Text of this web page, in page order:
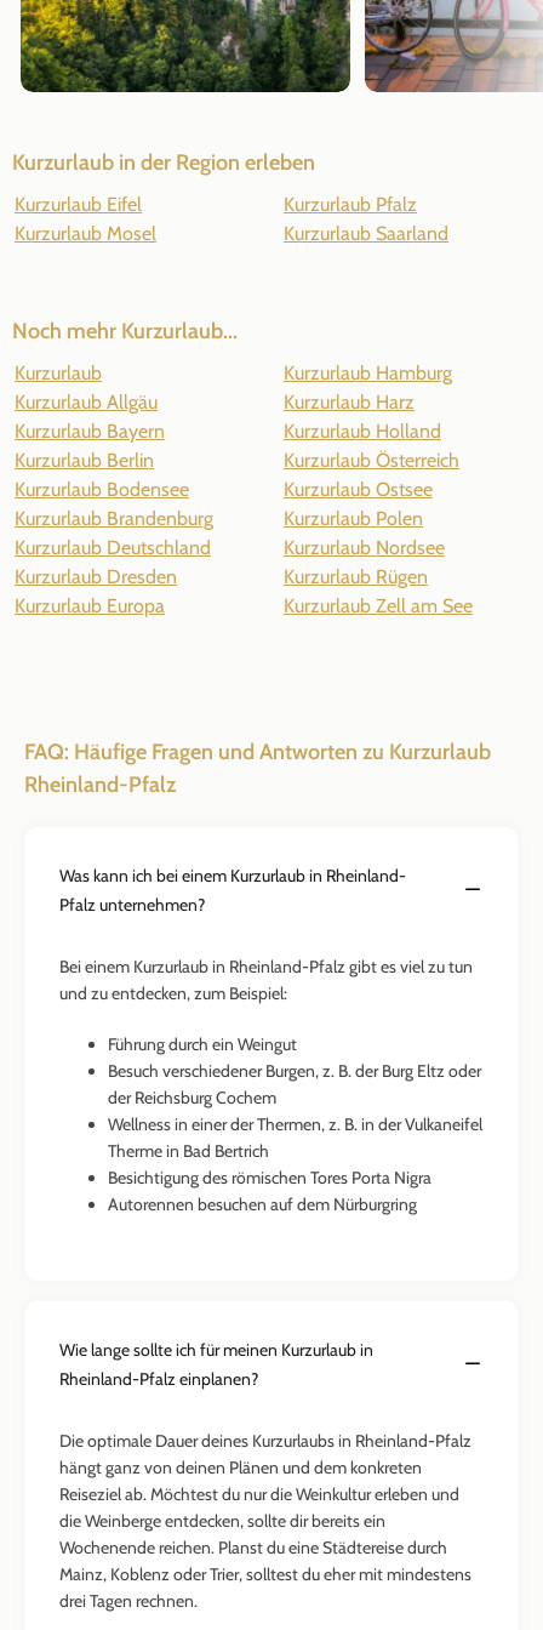
Kurzurlaub in der Region erleben
Kurzurlaub Eifel
Kurzurlaub Mosel
Kurzurlaub Pfalz
Kurzurlaub Saarland
Noch mehr Kurzurlaub...
Kurzurlaub
Kurzurlaub Allgäu
Kurzurlaub Bayern
Kurzurlaub Berlin
Kurzurlaub Bodensee
Kurzurlaub Brandenburg
Kurzurlaub Deutschland
Kurzurlaub Dresden
Kurzurlaub Europa
Kurzurlaub Hamburg
Kurzurlaub Harz
Kurzurlaub Holland
Kurzurlaub Österreich
Kurzurlaub Ostsee
Kurzurlaub Polen
Kurzurlaub Nordsee
Kurzurlaub Rügen
Kurzurlaub Zell am See
FAQ: Häufige Fragen und Antworten zu Kurzurlaub
Rheinland-Pfalz
Was kann ich bei einem Kurzurlaub in Rheinland-
Pfalz unternehmen?
Bei einem Kurzurlaub in Rheinland-Pfalz gibt es viel zu tun
und zu entdecken, zum Beispiel:
Führung durch ein Weingut
Besuch verschiedener Burgen, z. B. der Burg Eltz oder
der Reichsburg Cochem
Wellness in einer der Thermen, z. B. in der Vulkaneifel
Therme in Bad Bertrich
Besichtigung des römischen Tores Porta Nigra
Autorennen besuchen auf dem Nürburgring
Wie lange sollte ich für meinen Kurzurlaub in
Rheinland-Pfalz einplanen?
Die optimale Dauer deines Kurzurlaubs in Rheinland-Pfalz
hängt ganz von deinen Plänen und dem konkreten
Reiseziel ab. Möchtest du nur die Weinkultur erleben und
die Weinberge entdecken, sollte dir bereits ein
Wochenende reichen. Planst du eine Städtereise durch
Mainz, Koblenz oder Trier, solltest du eher mit mindestens
drei Tagen rechnen.